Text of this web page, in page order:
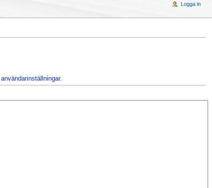
användarinställningar.
Logga in